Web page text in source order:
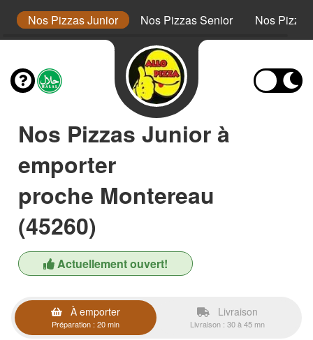
Nos Pizzas Junior Nos Pizzas Senior Nos Pizza
Nos Pizzas Junior à
emporter
proche Montereau
(45260)
Actuellement ouvert!
À emporter
Préparation : 20 min
Livraison
Livraison : 30 à 45 mn